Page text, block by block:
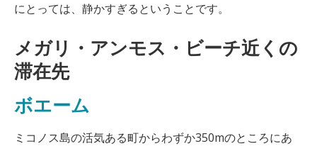
にとっては、静かすぎるということです。
メガリ・アンモス・ビーチ近くの
滞在先
ボエーム
ミコノス島の活気ある町からわずか350mのところにあ